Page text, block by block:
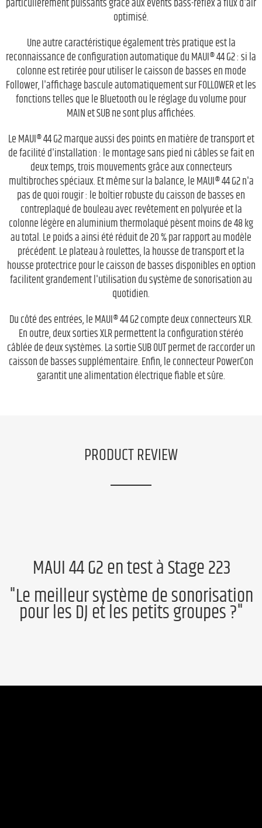
particulièrement puissants grâce aux évents bass-reflex à flux d'air
optimisé.
Une autre caractéristique également très pratique est la
reconnaissance de configuration automatique du MAUI® 44 G2 : si la
colonne est retirée pour utiliser le caisson de basses en mode
Follower, l'affichage bascule automatiquement sur FOLLOWER et les
fonctions telles que le Bluetooth ou le réglage du volume pour
MAIN et SUB ne sont plus affichées.
Le MAUI® 44 G2 marque aussi des points en matière de transport et
de facilité d'installation : le montage sans pied ni câbles se fait en
deux temps, trois mouvements grâce aux connecteurs
multibroches spéciaux. Et même sur la balance, le MAUI® 44 G2 n'a
pas de quoi rougir : le boîtier robuste du caisson de basses en
contreplaqué de bouleau avec revêtement en polyurée et la
colonne légère en aluminium thermolaqué pèsent moins de 48 kg
au total. Le poids a ainsi été réduit de 20 % par rapport au modèle
précédent. Le plateau à roulettes, la housse de transport et la
housse protectrice pour le caisson de basses disponibles en option
facilitent grandement l'utilisation du système de sonorisation au
quotidien.
Du côté des entrées, le MAUI® 44 G2 compte deux connecteurs XLR.
En outre, deux sorties XLR permettent la configuration stéréo
câblée de deux systèmes. La sortie SUB OUT permet de raccorder un
caisson de basses supplémentaire. Enfin, le connecteur PowerCon
garantit une alimentation électrique fiable et sûre.
PRODUCT REVIEW
MAUI 44 G2 en test à Stage 223
"Le meilleur système de sonorisation
pour les DJ et les petits groupes ?"